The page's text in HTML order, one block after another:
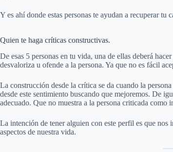
Y es ahí donde estas personas te ayudan a recuperar tu
Quien te haga críticas constructivas.
De esas 5 personas en tu vida, una de ellas deberá
desvaloriza u ofende a la persona. Ya que no es fácil
La construcción desde la crítica se da cuando la
desde este sentimiento buscando que mejoremos. De
adecuado. Que no muestra a la persona criticada como
La intención de tener alguien con este perfil es que nos
aspectos de nuestra vida.